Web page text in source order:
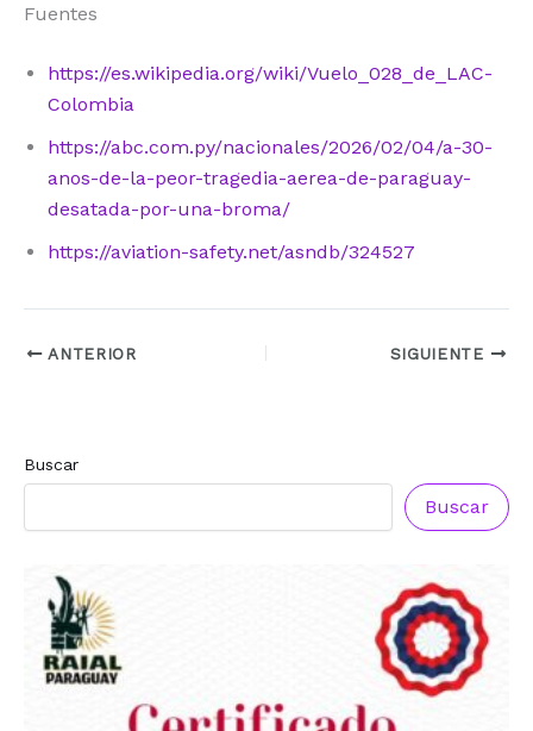
Fuentes
https://es.wikipedia.org/wiki/Vuelo_028_de_LAC-
Colombia
https://abc.com.py/nacionales/2026/02/04/a-30-
anos-de-la-peor-tragedia-aerea-de-paraguay-
desatada-por-una-broma/
https://aviation-safety.net/asndb/324527
ANTERIOR SIGUIENTE
Buscar
Buscar